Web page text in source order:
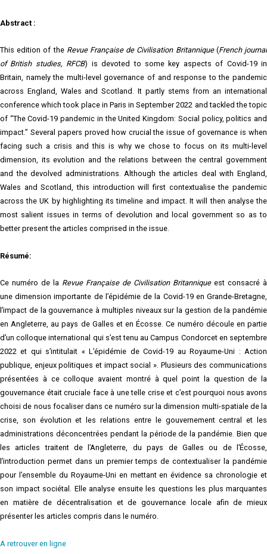
Abstract :
This edition of the Revue Française de Civilisation Britannique(French journal
of British studies, RFCB) is devoted to some key aspects of Covid-19 in
Britain, namely the multi-level governance of and response to the pandemic
across England, Wales and Scotland. It partly stems from an international
conference which took place in Paris in September 2022 and tackled the topic
of “The Covid-19 pandemic in the United Kingdom: Social policy, politics and
impact.” Several papers proved how crucial the issue of governance is when
facing such a crisis and this is why we chose to focus on its multi-level
dimension, its evolution and the relations between the central government
and the devolved administrations. Although the articles deal with England,
Wales and Scotland, this introduction will first contextualise the pandemic
across the UK by highlighting its timeline and impact. It will then analyse the
most salient issues in terms of devolution and local government so as to
better present the articles comprised in the issue.
Résumé:
Ce numéro de la Revue Française de Civilisation Britanniqueest consacré à
une dimension importante de l’épidémie de la Covid-19 en Grande-Bretagne,
l’impact de la gouvernance à multiples niveaux sur la gestion de la pandémie
en Angleterre, au pays de Galles et en Écosse. Ce numéro découle en partie
d’un colloque international qui s’est tenu au Campus Condorcet en septembre
2022 et qui s’intitulait « L’épidémie de Covid-19 au Royaume-Uni : Action
publique, enjeux politiques et impact social ». Plusieurs des communications
présentées à ce colloque avaient montré à quel point la question de la
gouvernance était cruciale face à une telle crise et c’est pourquoi nous avons
choisi de nous focaliser dans ce numéro sur la dimension multi-spatiale de la
crise, son évolution et les relations entre le gouvernement central et les
administrations déconcentrées pendant la période de la pandémie. Bien que
les articles traitent de l’Angleterre, du pays de Galles ou de l’Écosse,
l’introduction permet dans un premier temps de contextualiser la pandémie
pour l’ensemble du Royaume-Uni en mettant en évidence sa chronologie et
son impact sociétal. Elle analyse ensuite les questions les plus marquantes
en matière de décentralisation et de gouvernance locale afin de mieux
présenter les articles compris dans le numéro.
A retrouver en ligne